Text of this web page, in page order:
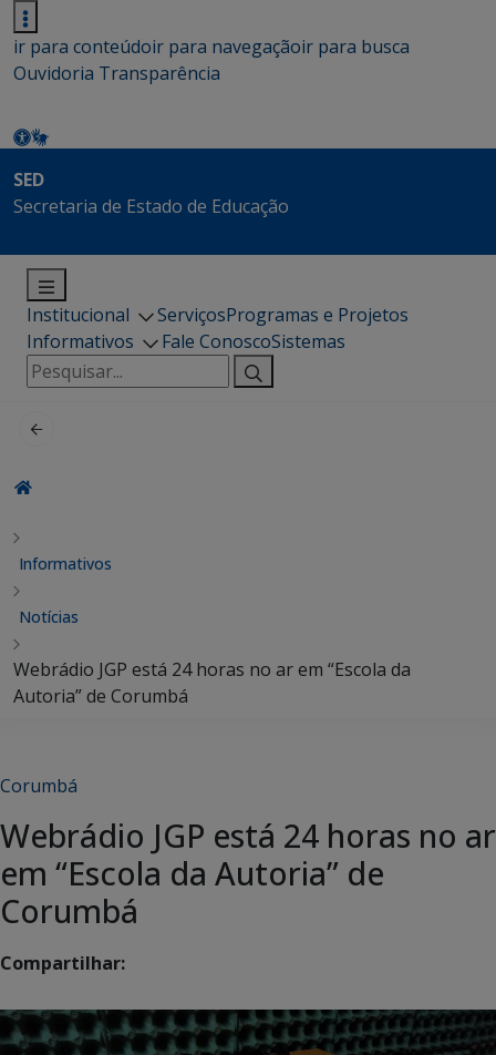
ir para conteúdoir para navegaçãoir para busca
Ouvidoria Transparência
SED
Secretaria de Estado de Educação
Institucional ServiçosProgramas e Projetos
Informativos
Fale ConoscoSistemas
Pesquisar
por:
Informativos
Notícias
Webrádio JGP está 24 horas no ar em “Escola da
Autoria” de Corumbá
Corumbá
Webrádio JGP está 24 horas no ar
em “Escola da Autoria” de
Corumbá
Compartilhar: